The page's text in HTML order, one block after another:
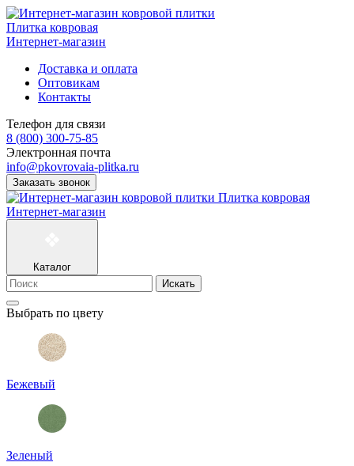
Плитка ковровая
Интернет-магазин
Доставка и оплата
Оптовикам
Контакты
Телефон для связи
8 (800) 300-75-85
Электронная почта
info@pkovrovaia-plitka.ru
Заказать звонок
Плитка ковровая
Интернет-магазин
Каталог
Искать
Выбрать по цвету
Бежевый
Зеленый